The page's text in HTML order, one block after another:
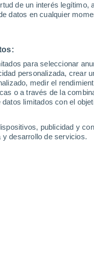
de un interés legítimo,
datos en cualquier
para seleccionar
personalizada, crear
medir el
o a través de la
limitados con el
publicidad y
y desarrollo de servicios.
33°
32°
Ciudad
Valles
33°
20°